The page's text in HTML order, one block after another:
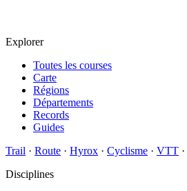
Explorer
Toutes les courses
Carte
Régions
Départements
Records
Guides
Trail · Route · Hyrox · Cyclisme · VTT ·
Disciplines